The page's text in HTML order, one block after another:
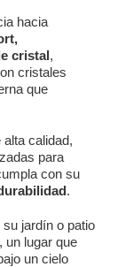
hacia
cristal,
cristales
que
calidad,
para
con su
.
jardín o patio
, un lugar que
un cielo